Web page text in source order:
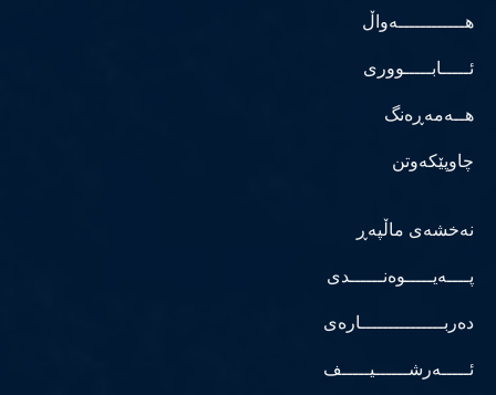
هــــــــــــەواڵ
ئـــــابـــــووری
هــەمەڕەنگ
چاوپێکەوتن
نەخشەی ماڵپەڕ
پــــەیـــــوەنــــــدی
دەربـــــــــــــــارەی
ئـــــەرشــــــیـــــف